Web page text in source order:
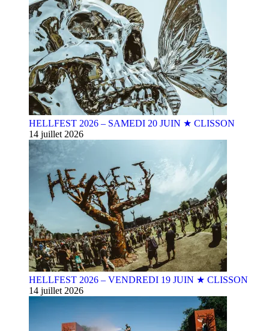
HELLFEST 2026 – SAMEDI 20 JUIN ★ CLISSON
14 juillet 2026
HELLFEST 2026 – VENDREDI 19 JUIN ★ CLISSON
14 juillet 2026